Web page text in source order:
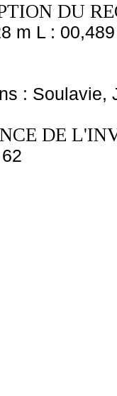
DU
m L :
: Soulavie,
DE